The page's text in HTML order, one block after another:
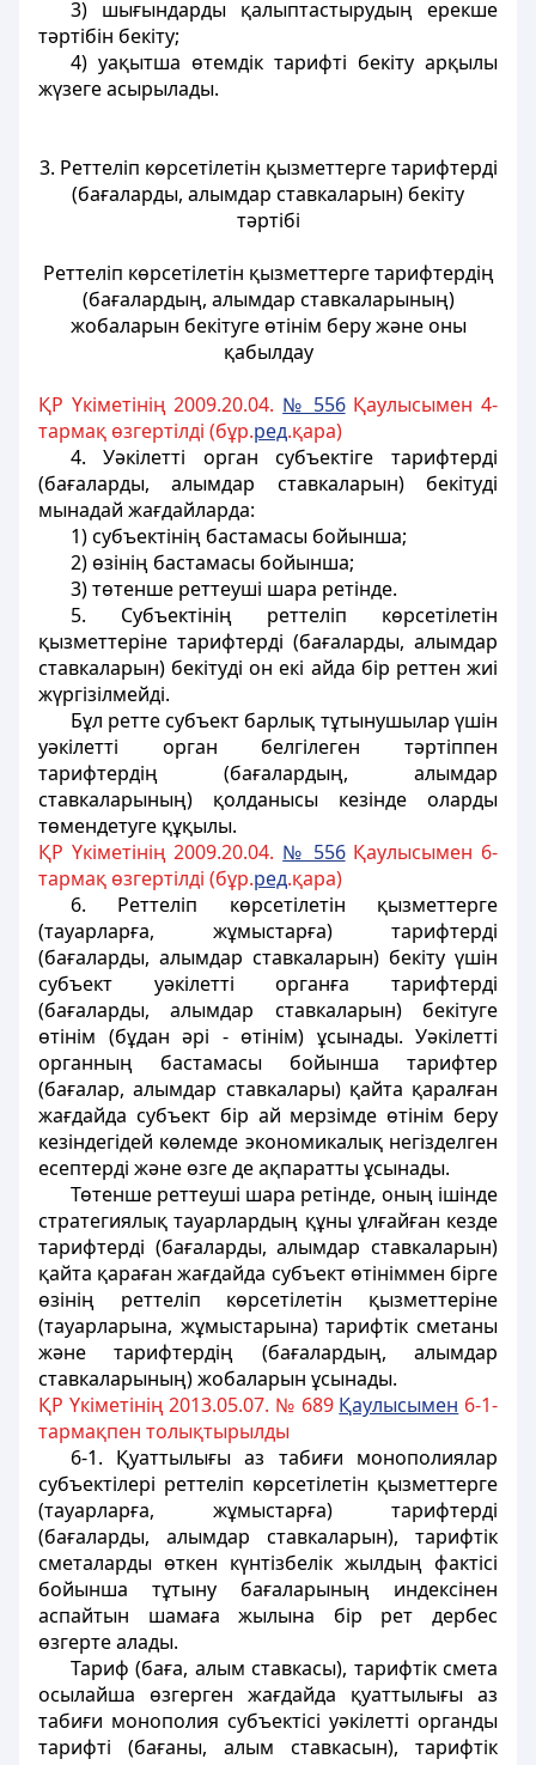
3) шығындарды қалыптастырудың ерекше
тәртібін бекіту;
4) уақытша өтемдік тарифті бекіту арқылы
жүзеге асырылады.
3. Реттеліп көрсетілетін қызметтерге тарифтерді
(бағаларды, алымдар ставкаларын) бекіту
тәртібі
Реттеліп көрсетілетін қызметтерге тарифтердің
(бағалардың, алымдар ставкаларының)
жобаларын бекітуге өтінім беру және оны
қабылдау
ҚР Үкіметінің 2009.20.04. № 556Қаулысымен 4-
тармақ өзгертілді (бұр.ред.қара)
4. Уәкілетті орган субъектіге тарифтерді
(бағаларды, алымдар ставкаларын) бекітуді
мынадай жағдайларда:
1) субъектінің бастамасы бойынша;
2) өзінің бастамасы бойынша;
3) төтенше реттеуші шара ретінде.
5. Субъектінің реттеліп көрсетілетін
қызметтеріне тарифтерді (бағаларды, алымдар
ставкаларын) бекітуді он екі айда бір реттен жиі
жүргізілмейді.
Бұл ретте субъект барлық тұтынушылар үшін
уәкілетті орган белгілеген тәртіппен
тарифтердің (бағалардың, алымдар
ставкаларының) қолданысы кезінде оларды
төмендетуге құқылы.
ҚР Үкіметінің 2009.20.04. № 556Қаулысымен 6-
тармақ өзгертілді (бұр.ред.қара)
6. Реттеліп көрсетілетін қызметтерге
(тауарларға, жұмыстарға) тарифтерді
(бағаларды, алымдар ставкаларын) бекіту үшін
субъект уәкілетті органға тарифтерді
(бағаларды, алымдар ставкаларын) бекітуге
өтінім (бұдан әрі - өтінім) ұсынады. Уәкілетті
органның бастамасы бойынша тарифтер
(бағалар, алымдар ставкалары) қайта қаралған
жағдайда субъект бір ай мерзімде өтінім беру
кезіндегідей көлемде экономикалық негізделген
есептерді және өзге де ақпаратты ұсынады.
Төтенше реттеуші шара ретінде, оның ішінде
стратегиялық тауарлардың құны ұлғайған кезде
тарифтерді (бағаларды, алымдар ставкаларын)
қайта қараған жағдайда субъект өтініммен бірге
өзінің реттеліп көрсетілетін қызметтеріне
(тауарларына, жұмыстарына) тарифтік сметаны
және тарифтердің (бағалардың, алымдар
ставкаларының) жобаларын ұсынады.
ҚР Үкіметінің 2013.05.07. № 689 Қаулысымен 6-1-
тармақпен толықтырылды
6-1. Қуаттылығы аз табиғи монополиялар
субъектілері реттеліп көрсетілетін қызметтерге
(тауарларға, жұмыстарға) тарифтерді
(бағаларды, алымдар ставкаларын), тарифтік
сметаларды өткен күнтізбелік жылдың фактісі
бойынша тұтыну бағаларының индексінен
аспайтын шамаға жылына бір рет дербес
өзгерте алады.
Тариф (баға, алым ставкасы), тарифтік смета
осылайша өзгерген жағдайда қуаттылығы аз
табиғи монополия субъектісі уәкілетті органды
тарифті (бағаны, алым ставкасын), тарифтік